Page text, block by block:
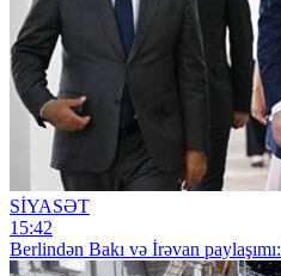
SİYASƏT
15:42
Berlindən Bakı və İrəvan paylaşımı: